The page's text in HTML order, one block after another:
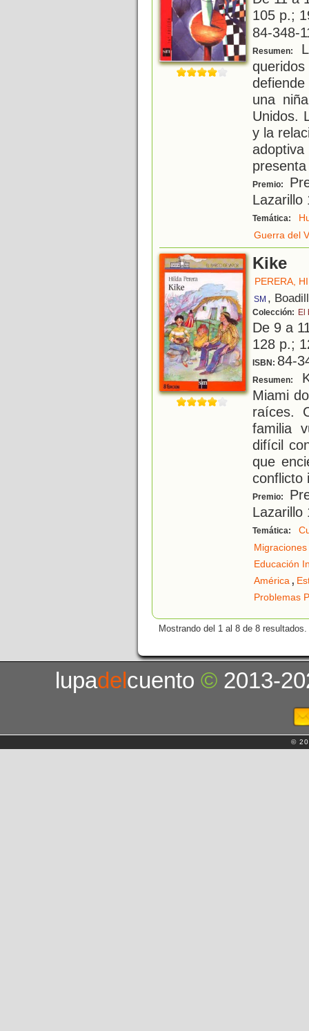
105 p.;
84-348-
Resumen:
una
Unidos.
y la
Premio:
Lazarillo
Temática:
Guerra del
Kike
PERERA,
SM ,
Colección: El
De 9 a
128 p.;
ISBN: 84-
Resumen:
Miami
raíces.
familia
difícil
que
conflicto
Premio:
Lazarillo
Temática:
Migraciones
Educación
América,
Problemas
Mostrando del 1 al 8 de 8 resultados.
lupadelcuento© 2013-
©